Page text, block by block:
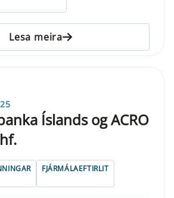
Lesa meira
Íslands og ACRO
FJÁRMÁLAEFTIRLIT